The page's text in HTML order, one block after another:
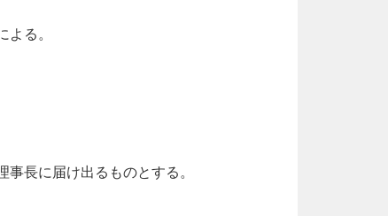
る。
長に届け出るものとする。